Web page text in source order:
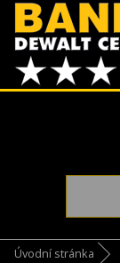
Úvodní stránka